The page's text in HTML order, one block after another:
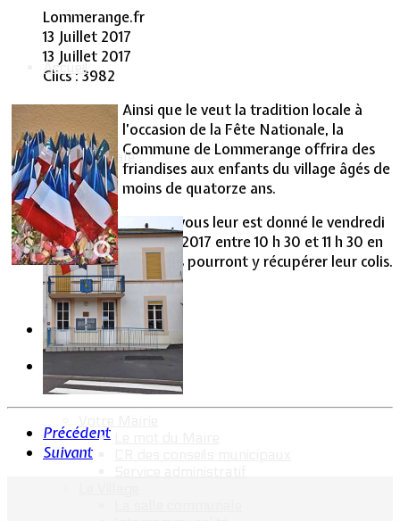
Accueil
Vie Municipale
Lommerange.fr
13 Juillet 2017
13 Juillet 2017
Clics : 3982
Ainsi que le veut la tradition locale à
l’occasion de la Fête Nationale, la
Commune de Lommerange offrira des
friandises aux enfants du village âgés de
moins de quatorze ans.
Rendez-vous leur est donné le vendredi
14 juillet 2017 entre 10 h 30 et 11 h 30 en
mairie. Ils pourront y récupérer leur colis.
Précédent
Suivant